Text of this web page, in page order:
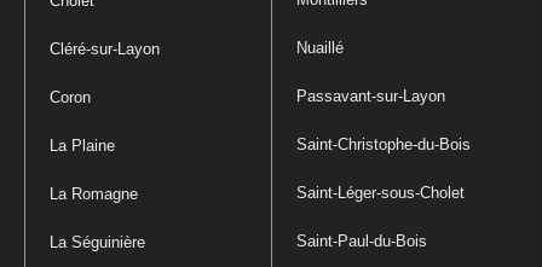
Cléré-sur-Layon
Coron
La Plaine
La Romagne
La Séguinière
Nuaillé
Passavant-sur-Layon
Saint-Christophe-du-Bois
Saint-Léger-sous-Cholet
Saint-Paul-du-Bois